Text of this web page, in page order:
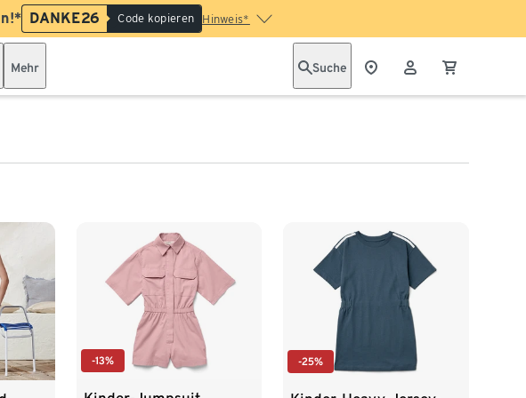
DANKE26 Code kopieren Hinweis*
Mehr Suche
-13% -25%